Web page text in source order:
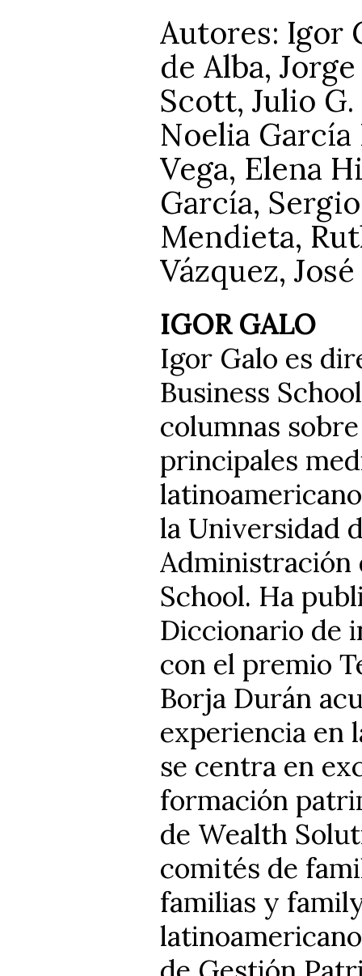
Autores: Igor
de Alba,
Scott, Julio
Noelia García
Vega, Elena
García,
Mendieta,
Vázquez,
IGOR GALO
Igor Galo es
Business
columnas
principales
la Universidad
Administración
School. Ha
Diccionario de
con el premio
Borja Durán
experiencia en
se centra en
formación
de Wealth
comités de
familias y